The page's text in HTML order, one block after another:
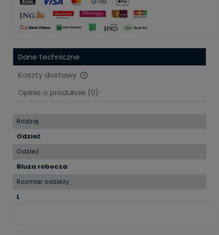
Dane techniczne
Koszty dostawy
Cena nie zawiera ewentualnych kosztów płatności
Opinie o produkcie (0)
Rodzaj
Odzież
Odzież
Bluza robocza
Rozmiar odzieży
L